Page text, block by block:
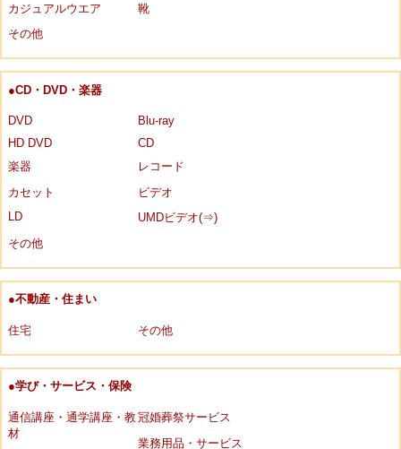
カジュアルウエア
靴
その他
●CD・DVD・楽器
DVD
Blu-ray
HD DVD
CD
楽器
レコード
カセット
ビデオ
LD
UMDビデオ(⇒)
その他
●不動産・住まい
住宅 その他
●学び・サービス・保険
通信講座・通学講座・教
材
冠婚葬祭サービス
業務用品・サービス